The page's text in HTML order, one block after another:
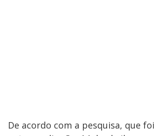
De acordo com a pesquisa, que